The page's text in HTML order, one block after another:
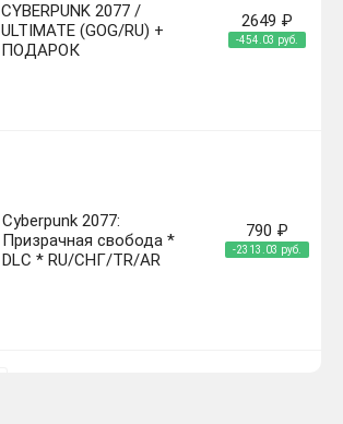
CYBERPUNK 2077 /
ULTIMATE (GOG/RU) +
ПОДАРОК
2649 ₽
-454.03 руб.
Cyberpunk 2077:
Призрачная свобода *
DLC * RU/СНГ/TR/AR
790 ₽
-2313.03 руб.